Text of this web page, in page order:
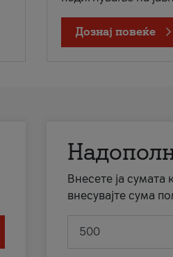
Дознај повеќе
Внесете ја сумата
внесувајте сума